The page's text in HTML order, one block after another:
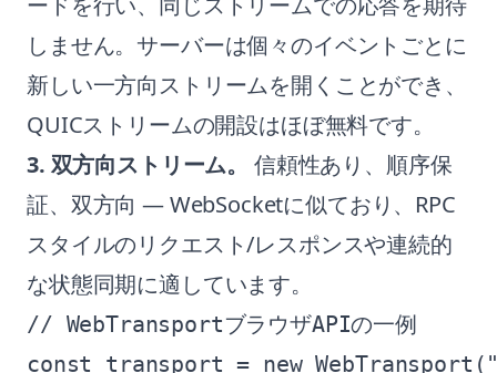
しません。サーバーは個々のイベントごとに
新しい一方向ストリームを開くことができ、
QUICストリームの開設はほぼ無料です。
3. 双方向ストリーム。
信頼性あり、順序保
証、双方向 — WebSocketに似ており、RPC
スタイルのリクエスト/レスポンスや連続的
な状態同期に適しています。
// WebTransportブラウザAPIの一例
const transport = new